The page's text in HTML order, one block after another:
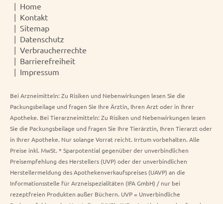
Home
Kontakt
Sitemap
Datenschutz
Verbraucherrechte
Barrierefreiheit
Impressum
Bei Arzneimitteln: Zu Risiken und Nebenwirkungen lesen Sie die
Packungsbeilage und fragen Sie Ihre Ärztin, Ihren Arzt oder in Ihrer
Apotheke. Bei Tierarzneimitteln: Zu Risiken und Nebenwirkungen lesen
Sie die Packungsbeilage und fragen Sie Ihre Tierärztin, Ihren Tierarzt oder
in Ihrer Apotheke. Nur solange Vorrat reicht. Irrtum vorbehalten. Alle
Preise inkl. MwSt. * Sparpotential gegenüber der unverbindlichen
Preisempfehlung des Herstellers (UVP) oder der unverbindlichen
Herstellermeldung des Apothekenverkaufspreises (UAVP) an die
Informationsstelle für Arzneispezialitäten (IFA GmbH) / nur bei
rezeptfreien Produkten außer Büchern. UVP = Unverbindliche